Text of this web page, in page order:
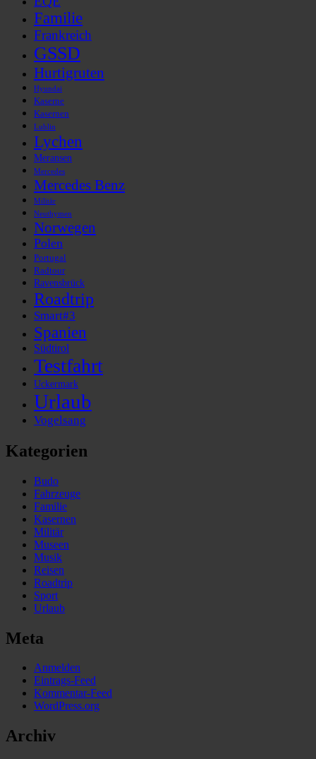
Familie
Frankreich
GSSD
Hurtigruten
Hyundai
Kaserne
Kasernen
Lublin
Lychen
Meransen
Mercedes
Mercedes Benz
Militär
Neuthymen
Norwegen
Polen
Portugal
Radtour
Ravensbrück
Roadtrip
Smart#3
Spanien
Südtirol
Testfahrt
Uckermark
Urlaub
Vogelsang
Kategorien
Budo
Fahrzeuge
Familie
Kasernen
Militär
Museen
Musik
Reisen
Roadtrip
Sport
Urlaub
Meta
Anmelden
Eintrags-Feed
Kommentar-Feed
WordPress.org
Archiv